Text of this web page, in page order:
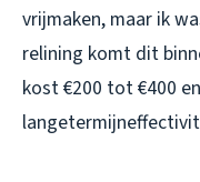
vrijmaken, maar ik
relining komt dit
kost €200 tot €400